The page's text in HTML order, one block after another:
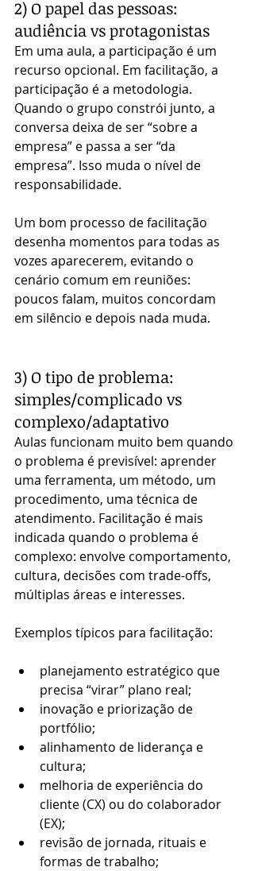
2) O papel das pessoas:
audiência vs protagonistas
Em uma aula, a participação é um
recurso opcional. Em facilitação, a
participação é a metodologia.
Quando o grupo constrói junto, a
conversa deixa de ser “sobre a
empresa” e passa a ser “da
empresa”. Isso muda o nível de
responsabilidade.
Um bom processo de facilitação
desenha momentos para todas as
vozes aparecerem, evitando o
cenário comum em reuniões:
poucos falam, muitos concordam
em silêncio e depois nada muda.
3) O tipo de problema:
simples/complicado vs
complexo/adaptativo
Aulas funcionam muito bem quando
o problema é previsível: aprender
uma ferramenta, um método, um
procedimento, uma técnica de
atendimento. Facilitação é mais
indicada quando o problema é
complexo: envolve comportamento,
cultura, decisões com trade-offs,
múltiplas áreas e interesses.
Exemplos típicos para facilitação:
planejamento estratégico que
precisa “virar” plano real;
inovação e priorização de
portfólio;
alinhamento de liderança e
cultura;
melhoria de experiência do
cliente (CX) ou do colaborador
(EX);
revisão de jornada, rituais e
formas de trabalho;